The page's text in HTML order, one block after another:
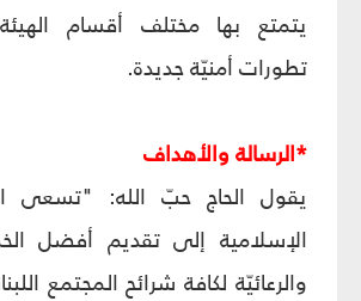
يتمتع بها مختلف أقسام
تطورات أمنيّة جديدة.
*الرسالة والأهداف
يقول الحاج حبّ الله: "تسعى
الإسلامية إلى تقديم أفضل
والرعائيّة لكافة شرائح المجتمع